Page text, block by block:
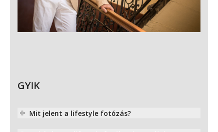
GYIK
Mit jelent a lifestyle fotózás?